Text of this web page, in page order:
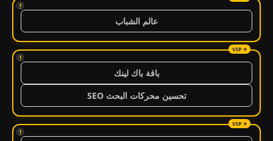
!
عالم الشباب
!
باقة باك لينك
تحسين محركات البحث SEO
!